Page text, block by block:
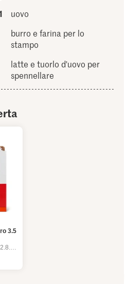
uovo
burro e farina per lo
stampo
latte e tuorlo d'uovo per
spennellare
3.5
Offerta valida solo dal 6.8 al 12.8.2026, fino a esaurimento dello stock.